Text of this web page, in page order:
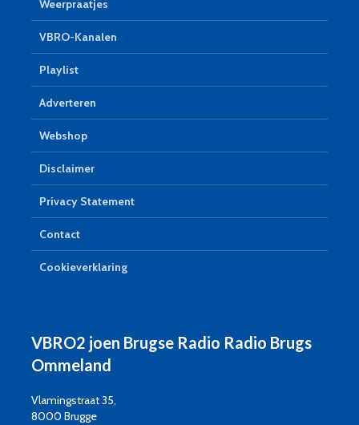
Weerpraatjes
VBRO-Kanalen
Playlist
Adverteren
Webshop
Disclaimer
Privacy Statement
Contact
Cookieverklaring
VBRO2 joen Brugse Radio Radio Brugs
Ommeland
Vlamingstraat 35,
8000 Brugge